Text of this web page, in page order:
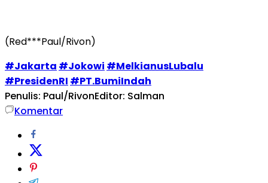
(Red***Paul/Rivon)
#Jakarta #Jokowi #MelkianusLubalu
#PresidenRI #PT.BumiIndah
Penulis: Paul/RivonEditor: Salman
Komentar